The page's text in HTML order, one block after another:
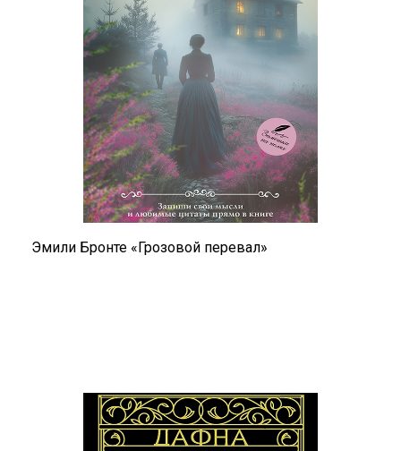
Эмили Бронте «Грозовой перевал»